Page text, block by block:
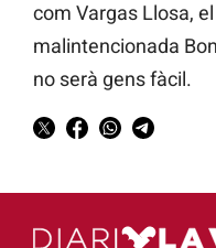
com Vargas Llosa,
malintencionada
no serà gens fàcil.